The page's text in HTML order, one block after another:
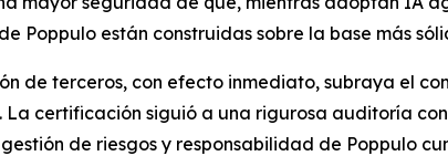
Poppulo están construidas sobre la base más
de terceros, con efecto inmediato, subraya el
La certificación siguió a una rigurosa auditoría
de riesgos y responsabilidad de Poppulo